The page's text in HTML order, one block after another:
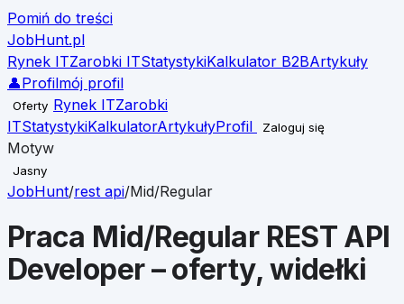
Pomiń do treści
JobHunt.pl
Rynek ITZarobki ITStatystykiKalkulator B2BArtykuły
👤Profilmój profil
Oferty Rynek ITZarobki
ITStatystykiKalkulatorArtykułyProfil Zaloguj się
Motyw
Jasny
JobHunt/rest api/Mid/Regular
Praca Mid/Regular REST API
Developer– oferty, widełki